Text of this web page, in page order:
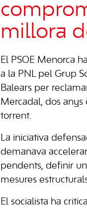
millora
El PSOE Menorca
a la PNL pel Grup
Balears per
Mercadal, dos
torrent.
La iniciativa
demanava
pendents, definir
mesures
El socialista ha